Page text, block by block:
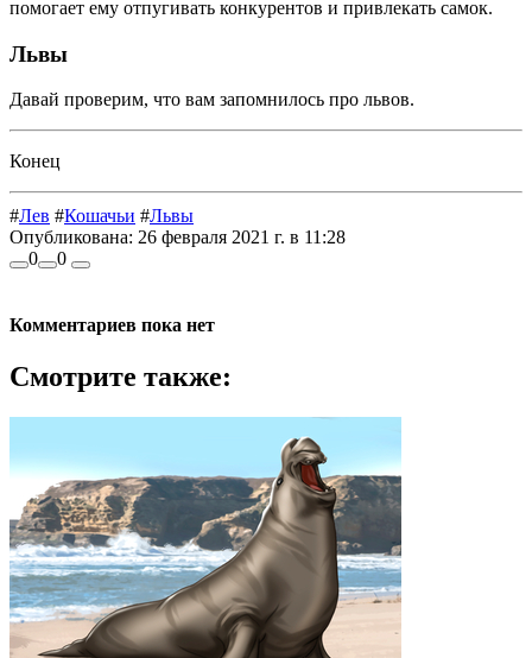
помогает ему отпугивать конкурентов и привлекать самок.
Львы
Давай проверим, что вам запомнилось про львов.
Конец
#Лев #Кошачьи #Львы
Опубликована: 26 февраля 2021 г. в 11:28
0
0
Комментариев пока нет
Смотрите также: